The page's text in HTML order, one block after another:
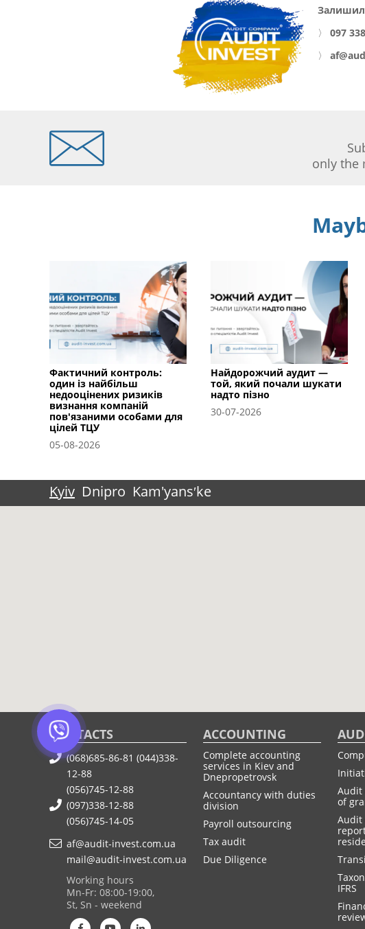
〉
097
〉
only the
Фактичний контроль:
один із найбільш
недооцінених ризиків
визнання компаній
пов'язаними особами для
цілей ТЦУ
05-08-2026
Найдорожчий аудит —
той, який почали шукати
надто пізно
30-07-2026
Kyiv Dnipro Kam'yansʹke
CONTACTS
(068)685-86-81 (044)338-
12-88
(056)745-12-88
(097)338-12-88
(056)745-14-05
af@audit-invest.com.ua
mail@audit-invest.com.ua
Working hours
Mn-Fr: 08:00-19:00,
St, Sn - weekend
ACCOUNTING
Complete accounting
services in Kiev and
Dnepropetrovsk
Accountancy with duties
division
Payroll outsourcing
Tax audit
Due Diligence
Audit
of
Audit
IFRS